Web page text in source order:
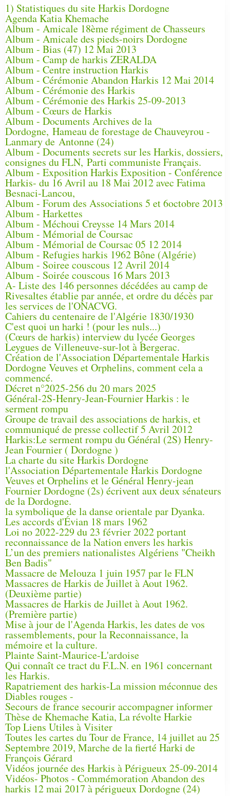
1) Statistiques du site Harkis Dordogne
Agenda Katia Khemache
Album - Amicale 18ème régiment de Chasseurs
Album - Amicale des pieds-noirs Dordogne
Album - Bias (47) 12 Mai 2013
Album - Camp de harkis ZERALDA
Album - Centre instruction Harkis
Album - Cérémonie Abandon Harkis 12 Mai 2014
Album - Cérémonie des Harkis
Album - Cérémonie des Harkis 25-09-2013
Album - Cœurs de Harkis
Album - Documents Archives de la
Dordogne, Hameau de forestage de Chauveyrou -
Lanmary de Antonne (24)
Album - Documents secrets sur les Harkis, dossiers,
consignes du FLN, Parti communiste Français.
Album - Exposition Harkis Exposition - Conférence
Harkis- du 16 Avril au 18 Mai 2012 avec Fatima
Besnaci-Lancou,
Album - Forum des Associations 5 et 6octobre 2013
Album - Harkettes
Album - Méchoui Creysse 14 Mars 2014
Album - Mémorial de Coursac
Album - Mémorial de Coursac 05 12 2014
Album - Refugies harkis 1962 Bône (Algérie)
Album - Soiree couscous 12 Avril 2014
Album - Soirée couscous 16 Mars 2013
A- Liste des 146 personnes décédées au camp de
Rivesaltes établie par année, et ordre du décès par
les services de l'ONACVG.
Cahiers du centenaire de l'Algérie 1830/1930
C'est quoi un harki ! (pour les nuls...)
(Cœurs de harkis) interview du lycée Georges
Leygues de Villeneuve-sur-lot à Bergerac.
Création de l'Association Départementale Harkis
Dordogne Veuves et Orphelins, comment cela a
commencé.
Décret n°2025-256 du 20 mars 2025
Général-2S-Henry-Jean-Fournier Harkis : le
serment rompu
Groupe de travail des associations de harkis, et
communiqué de presse collectif 5 Avril 2012
Harkis:Le serment rompu du Général (2S) Henry-
Jean Fournier ( Dordogne )
La charte du site Harkis Dordogne
l'Association Départementale Harkis Dordogne
Veuves et Orphelins et le Général Henry-jean
Fournier Dordogne (2s) écrivent aux deux sénateurs
de la Dordogne.
la symbolique de la danse orientale par Dyanka.
Les accords d'Évian 18 mars 1962
Loi no 2022-229 du 23 février 2022 portant
reconnaissance de la Nation envers les harkis
L’un des premiers nationalistes Algériens "Cheikh
Ben Badis"
Massacre de Melouza 1 juin 1957 par le FLN
Massacres de Harkis de Juillet à Aout 1962.
(Deuxième partie)
Massacres de Harkis de Juillet à Aout 1962.
(Première partie)
Mise à jour de l'Agenda Harkis, les dates de vos
rassemblements, pour la Reconnaissance, la
mémoire et la culture.
Plainte Saint-Maurice-L'ardoise
Qui connaît ce tract du F.L.N. en 1961 concernant
les Harkis.
Rapatriement des harkis-La mission méconnue des
Diables rouges -
Secours de france secourir accompagner informer
Thèse de Khemache Katia, La révolte Harkie
Top Liens Utiles à Visiter
Toutes les cartes du Tour de France, 14 juillet au 25
Septembre 2019, Marche de la fierté Harki de
François Gérard
Vidéos journée des Harkis à Périgueux 25-09-2014
Vidéos- Photos - Commémoration Abandon des
harkis 12 mai 2017 à périgueux Dordogne (24)